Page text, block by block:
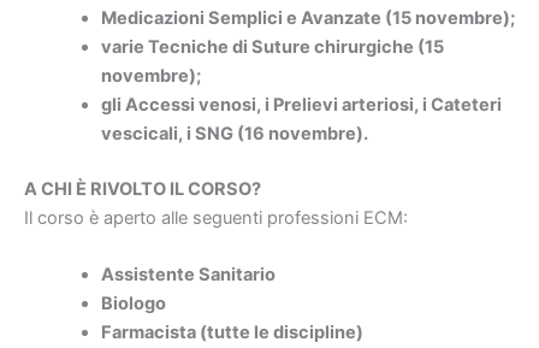
Medicazioni Semplici e Avanzate (15 novembre);
varie Tecniche di Suture chirurgiche (15
novembre);
gli Accessi venosi, i Prelievi arteriosi, i Cateteri
vescicali, i SNG (16 novembre).
A CHI È RIVOLTO IL CORSO?
Il corso è aperto alle seguenti professioni ECM:
Assistente Sanitario
Biologo
Farmacista (tutte le discipline)